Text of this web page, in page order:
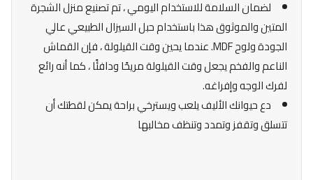
لضمان السلامة للاستخدام اليومي ، تم تصنيع منزل الشجرة
المتين والموثوق هذا باستخدام حبل السيزال الطبيعي عالي
الجودة ولوح MDF. عندما يحين وقت القيلولة ، فإن القماش
الناعم والفخم يجعل وقت القيلولة مريحًا ودافئًا ، كما أنه رائع
لفرك الوجه وإفراغه.
دع حيوانك الأليف يلعب ويسترخي براحة يمكن لقطتك أن
تتسلق وتقفز وتمدد وتنظف مخالبها